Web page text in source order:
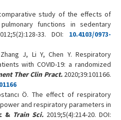
study of the effects of
functions in sedentary
33. DOI: 10.4103/0973-
J, Li Y, Chen Y. Respiratory
with COVID-19: a randomized
Ther Clin Pract.2020;39:101166.
Ö. The effect of respiratory
and respiratory parameters in
& Train Sci. 2019;5(4):214-20. DOI: